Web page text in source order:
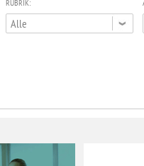
RUBRIK:
Alle